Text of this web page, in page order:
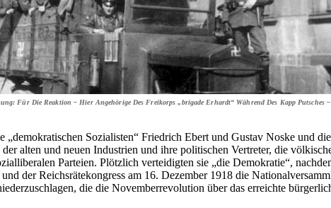
Für Die Reaktion – Hier Angehörige Des Freikorps „brigade Erhardt“ Während Des Kapp
Sozialisten“ Friedrich Ebert und Gustav Noske und
alten und neuen Industrien und ihre politischen Vertreter, die
Parteien. Plötzlich verteidigten sie „die Demokratie“,
der Reichsrätekongress am 16. Dezember 1918 die
die die Novemberrevolution über das erreichte